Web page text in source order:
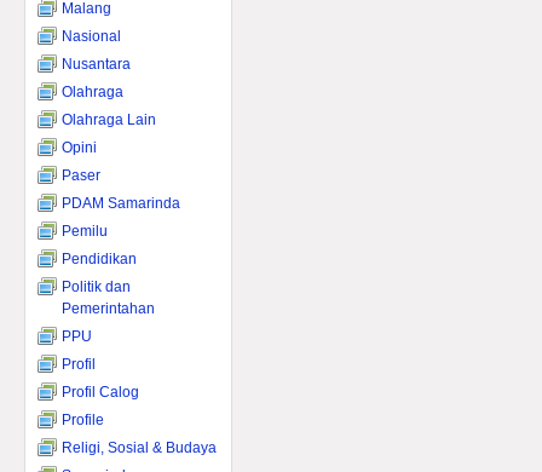
Malang
Nasional
Nusantara
Olahraga
Olahraga Lain
Opini
Paser
PDAM Samarinda
Pemilu
Pendidikan
Politik dan
Pemerintahan
PPU
Profil
Profil Calog
Profile
Religi, Sosial & Budaya